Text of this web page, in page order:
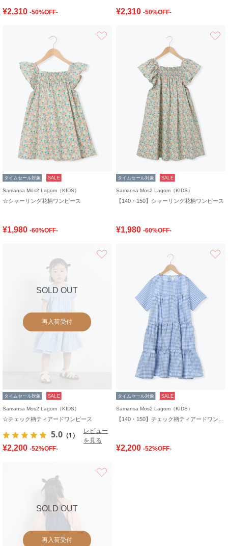
¥2,310 -50%OFF- ¥2,310 -50%OFF-
タイムセール対象 SALE
Samansa Mos2 Lagom（KIDS）
☆シャーリング花柄ワンピース
¥1,980 -60%OFF-
タイムセール対象 SALE
Samansa Mos2 Lagom（KIDS）
【140・150】シャーリング花柄ワンピース
¥1,980 -60%OFF-
SOLD OUT
再入荷受付
タイムセール対象 SALE
Samansa Mos2 Lagom（KIDS）
☆チェック柄ティアードワンピース
5.0 （1）
レビュー
を見る
¥2,200 -52%OFF-
タイムセール対象 SALE
Samansa Mos2 Lagom（KIDS）
¥2,200 -52%OFF-
SOLD OUT
再入荷受付